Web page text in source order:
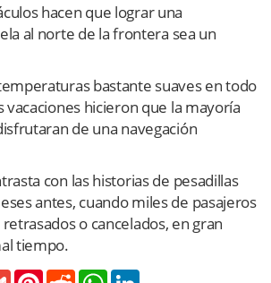
hacen que lograr una
al norte de la frontera sea un
bastante suaves en todo
vacaciones hicieron que la mayoría
de una navegación
con las historias de pesadillas
antes, cuando miles de pasajeros
o cancelados, en gran
tiempo.
Gmail PinterestReddit WhatsApp